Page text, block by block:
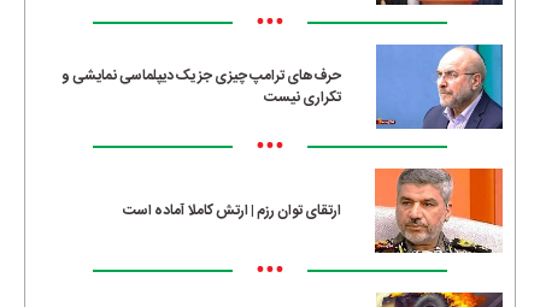
•••
حرف‌های ترامپ چیزی جز یک دیپلماسی نمایشی و
تکراری نیست
•••
ارتقای توان رزم | ارتش کاملا آماده است
•••